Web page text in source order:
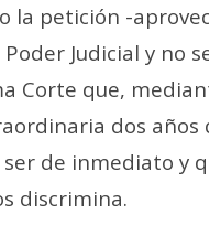
la petición -
Poder Judicial y no
Corte que,
dos años
de inmediato y
discrimina.